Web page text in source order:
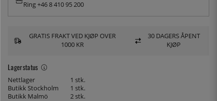
Lagerstatus
Nettlager
1 stk.
Butikk Stockholm
1 stk.
Butikk Malmö
2 stk.
Ring +46 8 410 95 200
GRATIS FRAKT VED KJØP OVER
1000 KR
30 DAGERS ÅPENT
KJØP